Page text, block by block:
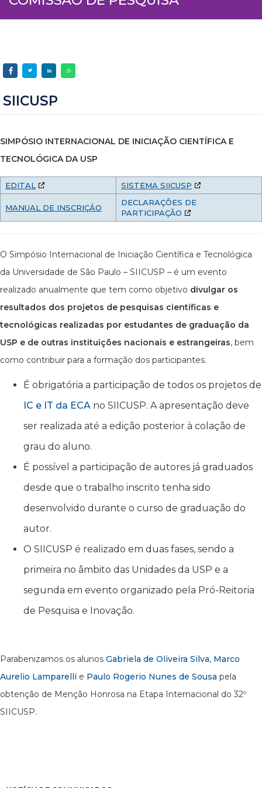
SIICUSP
SIMPÓSIO INTERNACIONAL DE INICIAÇÃO CIENTÍFICA E
TECNOLÓGICA DA USP
EDITAL SISTEMA SIICUSP
MANUAL DE INSCRIÇÂO
DECLARAÇÕES DE
PARTICIPAÇÃO
O Simpósio Internacional de Iniciação Científica e Tecnológica
da Universidade de São Paulo – SIICUSP – é um evento
realizado anualmente que tem como objetivo divulgar os
resultados dos projetos de pesquisas científicas e
tecnológicas realizadas por estudantes de graduação da
USP e de outras instituições nacionais e estrangeiras, bem
como contribuir para a formação dos participantes.
É obrigatória a participação de todos os projetos de
IC e IT da ECA no SIICUSP. A apresentação deve
ser realizada até a edição posterior à colação de
grau do aluno.
É possível a participação de autores já graduados
desde que o trabalho inscrito tenha sido
desenvolvido durante o curso de graduação do
autor.
O SIICUSP é realizado em duas fases, sendo a
primeira no âmbito das Unidades da USP e a
segunda em evento organizado pela Pró-Reitoria
de Pesquisa e Inovação.
Parabenizamos os alunos Gabriela de Oliveira Silva, Marco
Aurelio Lamparelli e Paulo Rogerio Nunes de Sousa pela
obtenção de Menção Honrosa na Etapa Internacional do 32º
SIICUSP.